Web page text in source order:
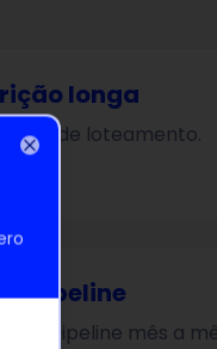
longa
ciclo de loteamento.
pipeline
de pipeline mês a